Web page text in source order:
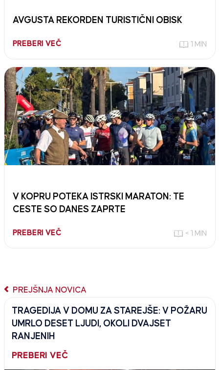
AVGUSTA REKORDEN TURISTIČNI OBISK
PREBERI VEČ 1 MIN
V KOPRU POTEKA ISTRSKI MARATON: TE
CESTE SO DANES ZAPRTE
PREBERI VEČ < 1 MIN
PREJŠNJA NOVICA
TRAGEDIJA V DOMU ZA STAREJŠE: V POŽARU
UMRLO DESET LJUDI, OKOLI DVAJSET
RANJENIH
PREBERI VEČ